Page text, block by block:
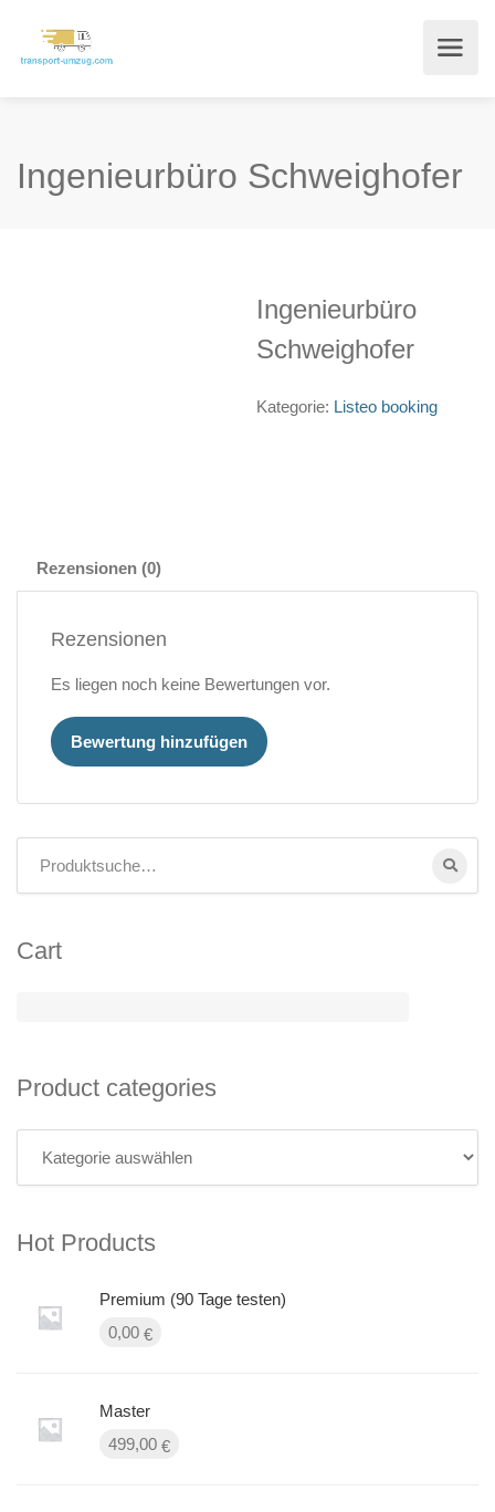
Ingenieurbüro Schweighofer
Ingenieurbüro
Schweighofer
Kategorie: Listeo booking
Rezensionen (0)
Rezensionen
Es liegen noch keine Bewertungen vor.
Bewertung hinzufügen
Cart
Product categories
Hot Products
Premium (90 Tage testen)
0,00 €
Master
499,00 €